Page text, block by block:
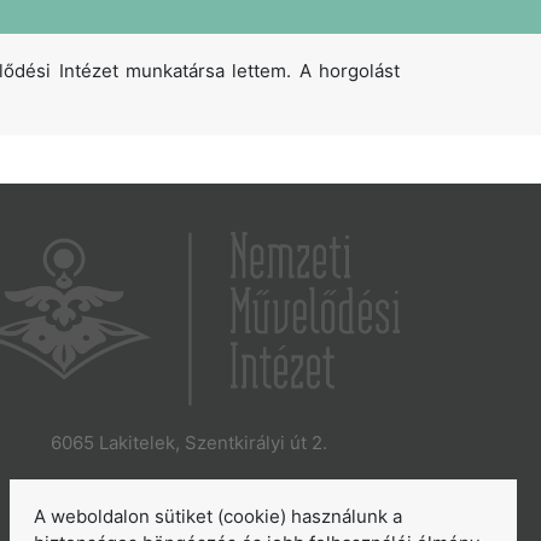
Intézet munkatársa lettem. A horgolást
6065 Lakitelek, Szentkirályi út 2.
E-mail:aszakkor@nmi.hu
E-mail:titkarsag@nmi.hu
A weboldalon sütiket (cookie) használunk a